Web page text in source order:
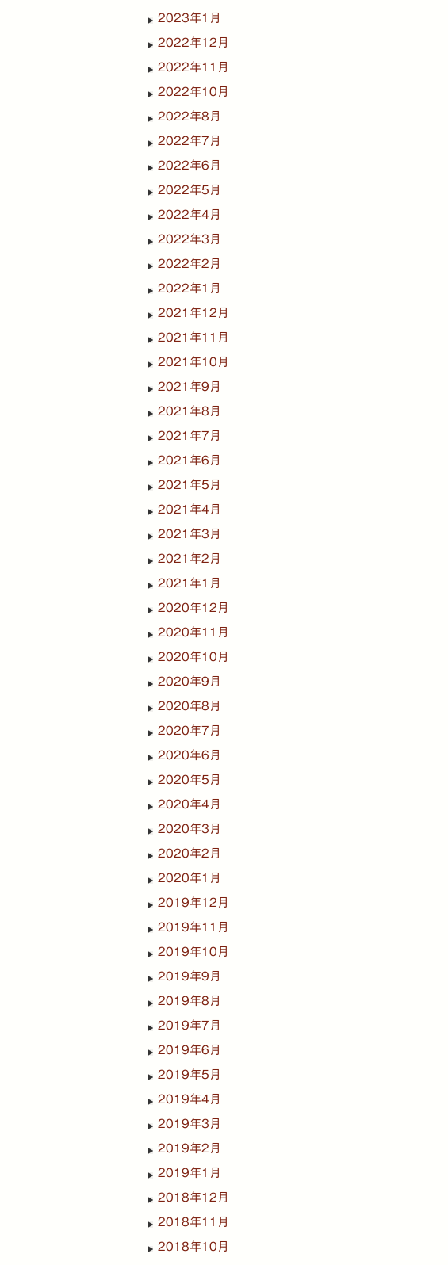
2023年1月
2022年12月
2022年11月
2022年10月
2022年8月
2022年7月
2022年6月
2022年5月
2022年4月
2022年3月
2022年2月
2022年1月
2021年12月
2021年11月
2021年10月
2021年9月
2021年8月
2021年7月
2021年6月
2021年5月
2021年4月
2021年3月
2021年2月
2021年1月
2020年12月
2020年11月
2020年10月
2020年9月
2020年8月
2020年7月
2020年6月
2020年5月
2020年4月
2020年3月
2020年2月
2020年1月
2019年12月
2019年11月
2019年10月
2019年9月
2019年8月
2019年7月
2019年6月
2019年5月
2019年4月
2019年3月
2019年2月
2019年1月
2018年12月
2018年11月
2018年10月